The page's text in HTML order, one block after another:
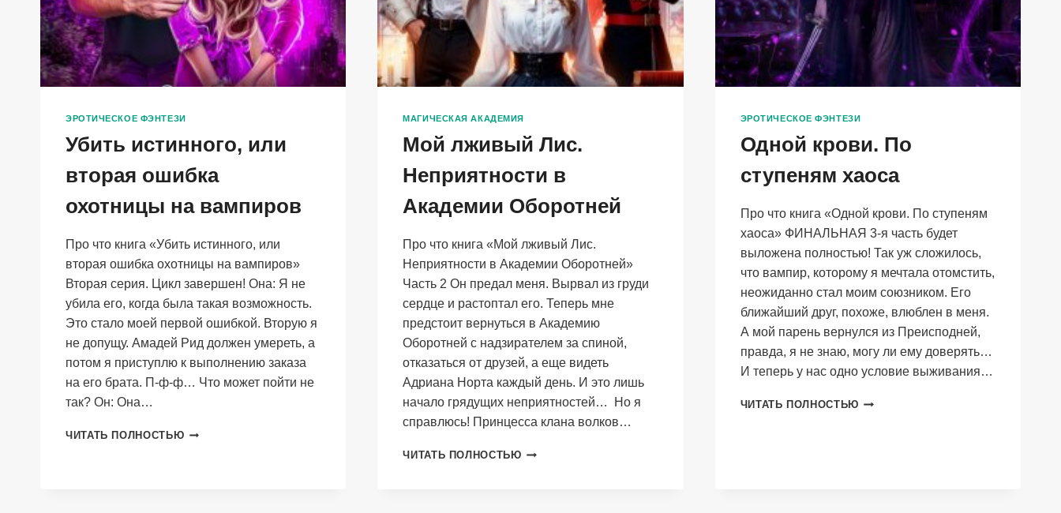
ЭРОТИЧЕСКОЕ ФЭНТЕЗИ
Убить истинного, или
вторая ошибка
охотницы на вампиров
Про что книга «Убить истинного, или
вторая ошибка охотницы на вампиров»
Вторая серия. Цикл завершен! Она: Я не
убила его, когда была такая возможность.
Это стало моей первой ошибкой. Вторую я
не допущу. Амадей Рид должен умереть, а
потом я приступлю к выполнению заказа
на его брата. П-ф-ф… Что может пойти не
так? Он: Она…
ЧИТАТЬ ПОЛНОСТЬЮ УБИТЬ
МАГИЧЕСКАЯ АКАДЕМИЯ
Мой лживый Лис.
Неприятности в
Академии Оборотней
Про что книга «Мой лживый Лис.
Неприятности в Академии Оборотней»
Часть 2 Он предал меня. Вырвал из груди
сердце и растоптал его. Теперь мне
предстоит вернуться в Академию
Оборотней с надзирателем за спиной,
отказаться от друзей, а еще видеть
Адриана Норта каждый день. И это лишь
начало грядущих неприятностей… Но я
справлюсь! Принцесса клана волков…
ЧИТАТЬ ПОЛНОСТЬЮ МОЙ
ЭРОТИЧЕСКОЕ ФЭНТЕЗИ
Одной крови. По
ступеням хаоса
Про что книга «Одной крови. По ступеням
хаоса» ФИНАЛЬНАЯ 3-я часть будет
выложена полностью! Так уж сложилось,
что вампир, которому я мечтала отомстить,
неожиданно стал моим союзником. Его
ближайший друг, похоже, влюблен в меня.
А мой парень вернулся из Преисподней,
правда, я не знаю, могу ли ему доверять…
И теперь у нас одно условие выживания…
ЧИТАТЬ ПОЛНОСТЬЮ ОДНОЙ